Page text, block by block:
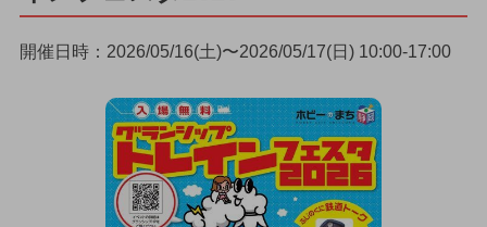
開催日時：2026/05/16(土)〜2026/05/17(日) 10:00-17:00